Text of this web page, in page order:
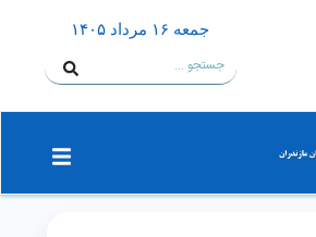
جمعه ۱۶ مرداد ۱۴۰۵